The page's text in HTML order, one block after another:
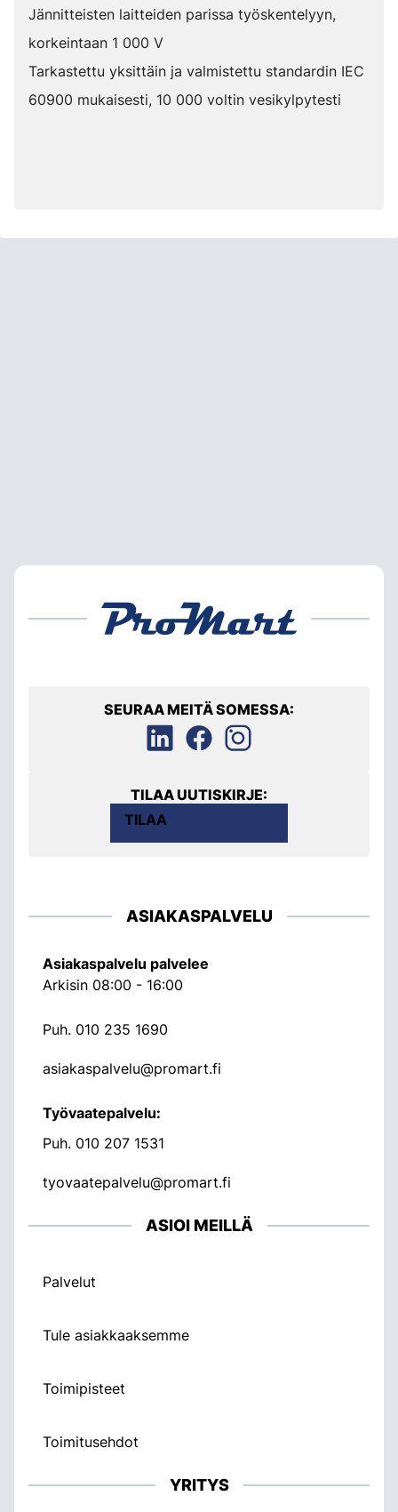
Jännitteisten laitteiden parissa työskentelyyn,
korkeintaan 1 000 V
Tarkastettu yksittäin ja valmistettu standardin IEC
60900 mukaisesti, 10 000 voltin vesikylpytesti
SEURAA MEITÄ SOMESSA:
TILAA UUTISKIRJE:
TILAA
ASIAKASPALVELU
Asiakaspalvelu palvelee
Arkisin 08:00 - 16:00
Puh. 010 235 1690
asiakaspalvelu@promart.fi
Työvaatepalvelu:
Puh. 010 207 1531
tyovaatepalvelu@promart.fi
ASIOI MEILLÄ
Palvelut
Tule asiakkaaksemme
Toimipisteet
Toimitusehdot
YRITYS